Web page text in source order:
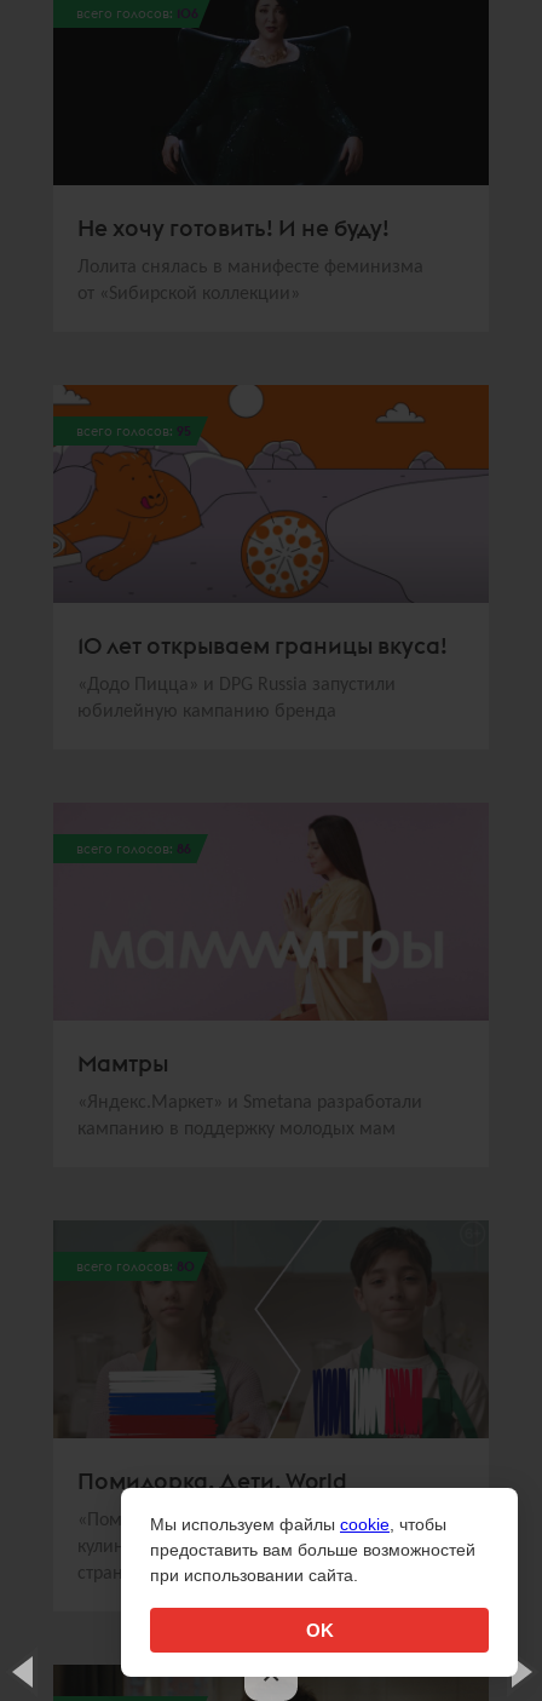
×
всего голосов: 106
Не хочу готовить! И не буду!
Лолита снялась в манифесте феминизма
от «Sибирской коллекции»
всего голосов: 95
10 лет открываем границы вкуса!
«Додо Пицца» и DPG Russia запустили
юбилейную кампанию бренда
всего голосов: 86
Мамтры
«Яндекс.Маркет» и Smetana разработали
кампанию в поддержку молодых мам
всего голосов: 80
Помидорка. Дети. World
«Помидорка» и Sorry,Guys.Media создали
кулинарное шоу, в котором дети из разных
стран готовили национальные блюда
Мы используем файлы cookie , чтобы
предоставить вам больше возможностей
при использовании сайта.
OK